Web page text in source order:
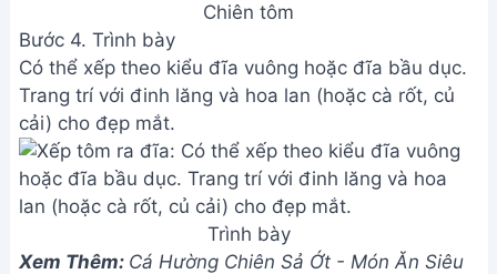
Chiên tôm
Bước 4. Trình bày
Có thể xếp theo kiểu đĩa vuông hoặc đĩa bầu dục.
Trang trí với đinh lăng và hoa lan (hoặc cà rốt, củ
cải) cho đẹp mắt.
Trình bày
Xem Thêm: Cá Hường Chiên Sả Ớt - Món Ăn Siêu